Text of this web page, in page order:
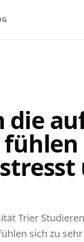
die
Trier
sich zu